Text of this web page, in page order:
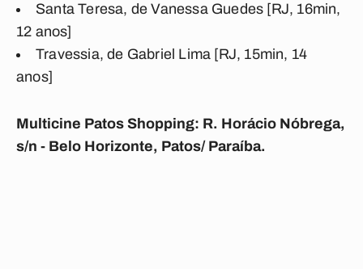
Santa Teresa, de Vanessa Guedes [RJ, 16min,
12 anos]​
Travessia, de Gabriel Lima [RJ, 15min, 14
anos]
Multicine Patos Shopping: R. Horácio Nóbrega,
s/n - Belo Horizonte, Patos/ Paraíba.